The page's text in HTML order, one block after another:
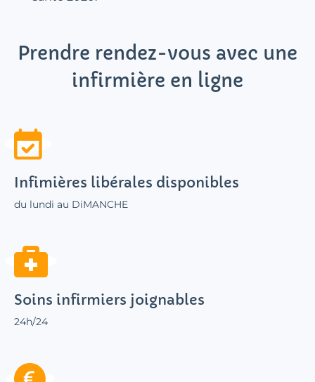
Prendre rendez-vous avec une
infirmière en ligne
Infimières libérales disponibles
du lundi au DiMANCHE
Soins infirmiers joignables
24h/24